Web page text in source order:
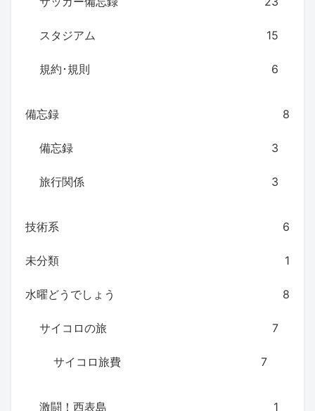
スタジアム 15
規約･規則 6
備忘録 8
備忘録 3
旅行関係 3
技術系 6
未分類 1
水曜どうでしょう 8
サイコロの旅 7
サイコロ旅費 7
激闘！西表島 1